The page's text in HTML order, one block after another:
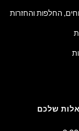
החלפות והחזרות
שלכם